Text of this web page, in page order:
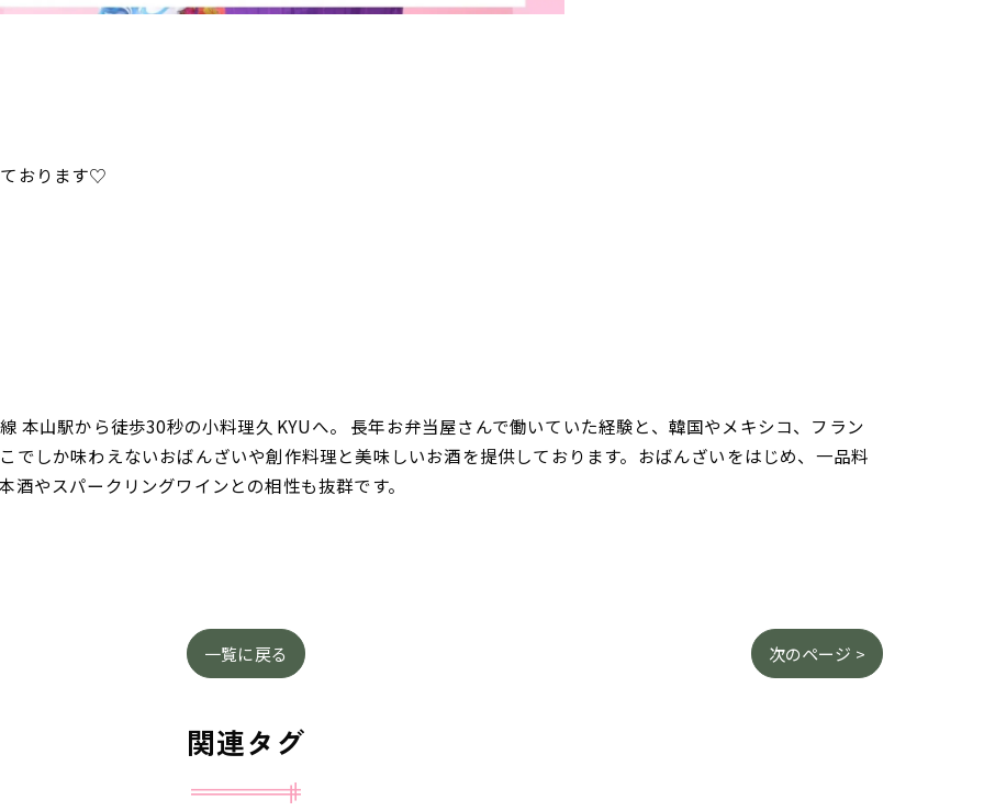
おります♡
本山駅から徒歩30秒の小料理久 KYUへ。 長年お弁当屋さんで働いていた経験と、韓国やメキシコ、フラン
でしか味わえないおばんざいや創作料理と美味しいお酒を提供しております。おばんざいをはじめ、一品料
やスパークリングワインとの相性も抜群です。
一覧に戻る 次のページ >
関連タグ